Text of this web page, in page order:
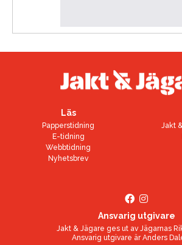
Läs
Papperstidning
E-tidning
Webbtidning
Nyhetsbrev
Jakt
Ansvarig utgivare
Jakt & Jägare ges ut av Jägarnas
Ansvarig utgivare ärAnders